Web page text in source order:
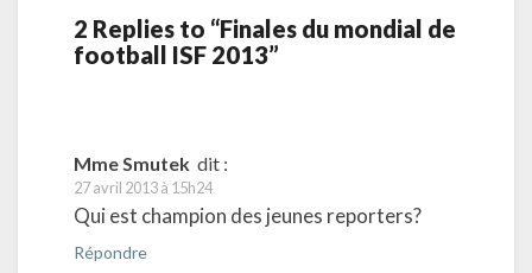
2 Replies to “Finales du mondial de
football ISF 2013”
Mme Smutek dit :
27 avril 2013 à 15h24
Qui est champion des jeunes reporters?
Répondre